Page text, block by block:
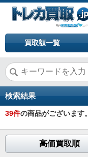
買取額一覧
検索結果
39件の商品がございます。
高価買取順